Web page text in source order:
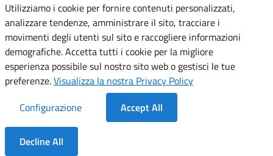
Dichiarazione di accessibilità
Informativa cookie
Note legali
Servizi Applicativi
Utilizziamo i cookie per fornire contenuti personalizzati,
analizzare tendenze, amministrare il sito, tracciare i
movimenti degli utenti sul sito e raccogliere informazioni
demografiche. Accetta tutti i cookie per la migliore
esperienza possibile sul nostro sito web o gestisci le tue
preferenze.Visualizza la nostra Privacy Policy
Configurazione
Accept All
Decline All